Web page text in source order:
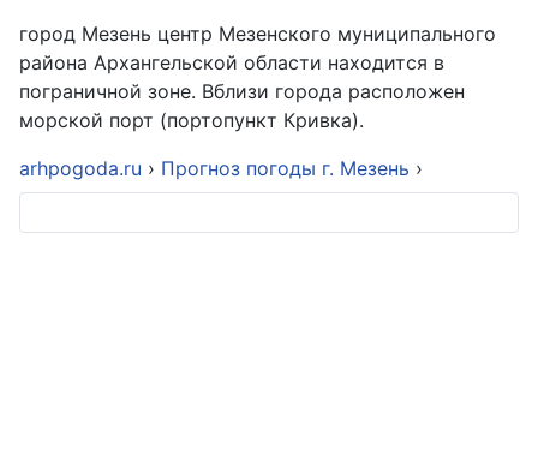
город Мезень центр Мезенского муниципального
района Архангельской области находится в
пограничной зоне. Вблизи города расположен
морской порт (портопункт Кривка).
arhpogoda.ru › Прогноз погоды г. Мезень ›